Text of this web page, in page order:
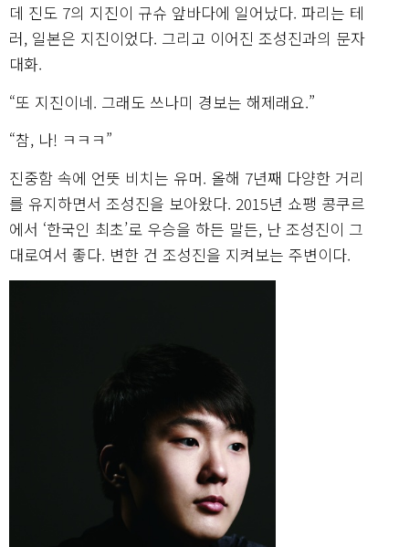
데 진도 7의 지진이 규슈 앞바다에 일어났다. 파리는 테
러, 일본은 지진이었다. 그리고 이어진 조성진과의 문자
대화.
“또 지진이네. 그래도 쓰나미 경보는 해제래요.”
“참, 나! ㅋㅋㅋ”
진중함 속에 언뜻 비치는 유머. 올해 7년째 다양한 거리
를 유지하면서 조성진을 보아왔다. 2015년 쇼팽 콩쿠르
에서 ‘한국인 최초’로 우승을 하든 말든, 난 조성진이 그
대로여서 좋다. 변한 건 조성진을 지켜보는 주변이다.